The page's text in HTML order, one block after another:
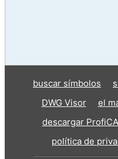
buscar símbolos
DWG Visor
el
descargar
política de